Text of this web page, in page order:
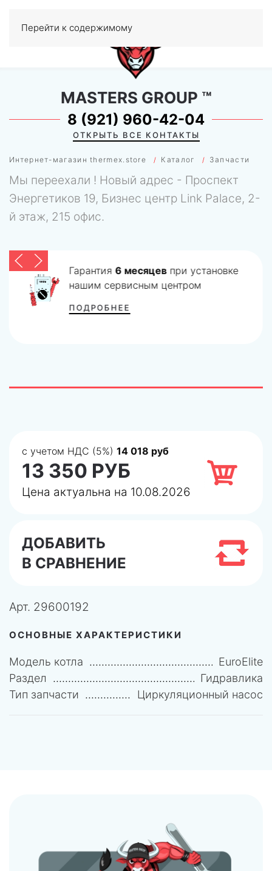
Перейти к содержимому
0
Интернет-магазин thermex.store Каталог Запчасти
MASTERS GROUP ™
8 (921) 960-42-04
ОТКРЫТЬ ВСЕ КОНТАКТЫ
Мы переехали ! Новый адрес - Проспект
Энергетиков 19, Бизнес центр Link Palace, 2-
й этаж, 215 офис.
Гарантия 6 месяцевпри установке
нашим сервисным центром
ПОДРОБНЕЕ
с учетом НДС (5%) 14 018 руб
13 350 РУБ
Цена актуальна на 10.08.2026
ДОБАВИТЬ
В СРАВНЕНИЕ
Арт. 29600192
ОСНОВНЫЕ ХАРАКТЕРИСТИКИ
Модель котла
EuroElite
Раздел
Гидравлика
Тип запчасти
Циркуляционный насос